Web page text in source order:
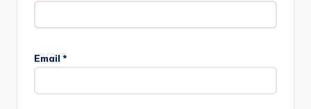
Email *